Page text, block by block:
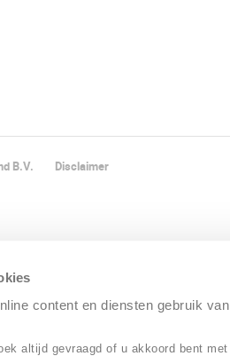
content en diensten gebruik
altijd gevraagd of u akkoord bent
B.V. Disclaimer